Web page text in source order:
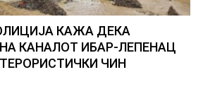
КАЖА ДЕКА
КАНАЛОТ ИБАР-ЛЕПЕНАЦ
ЧИН